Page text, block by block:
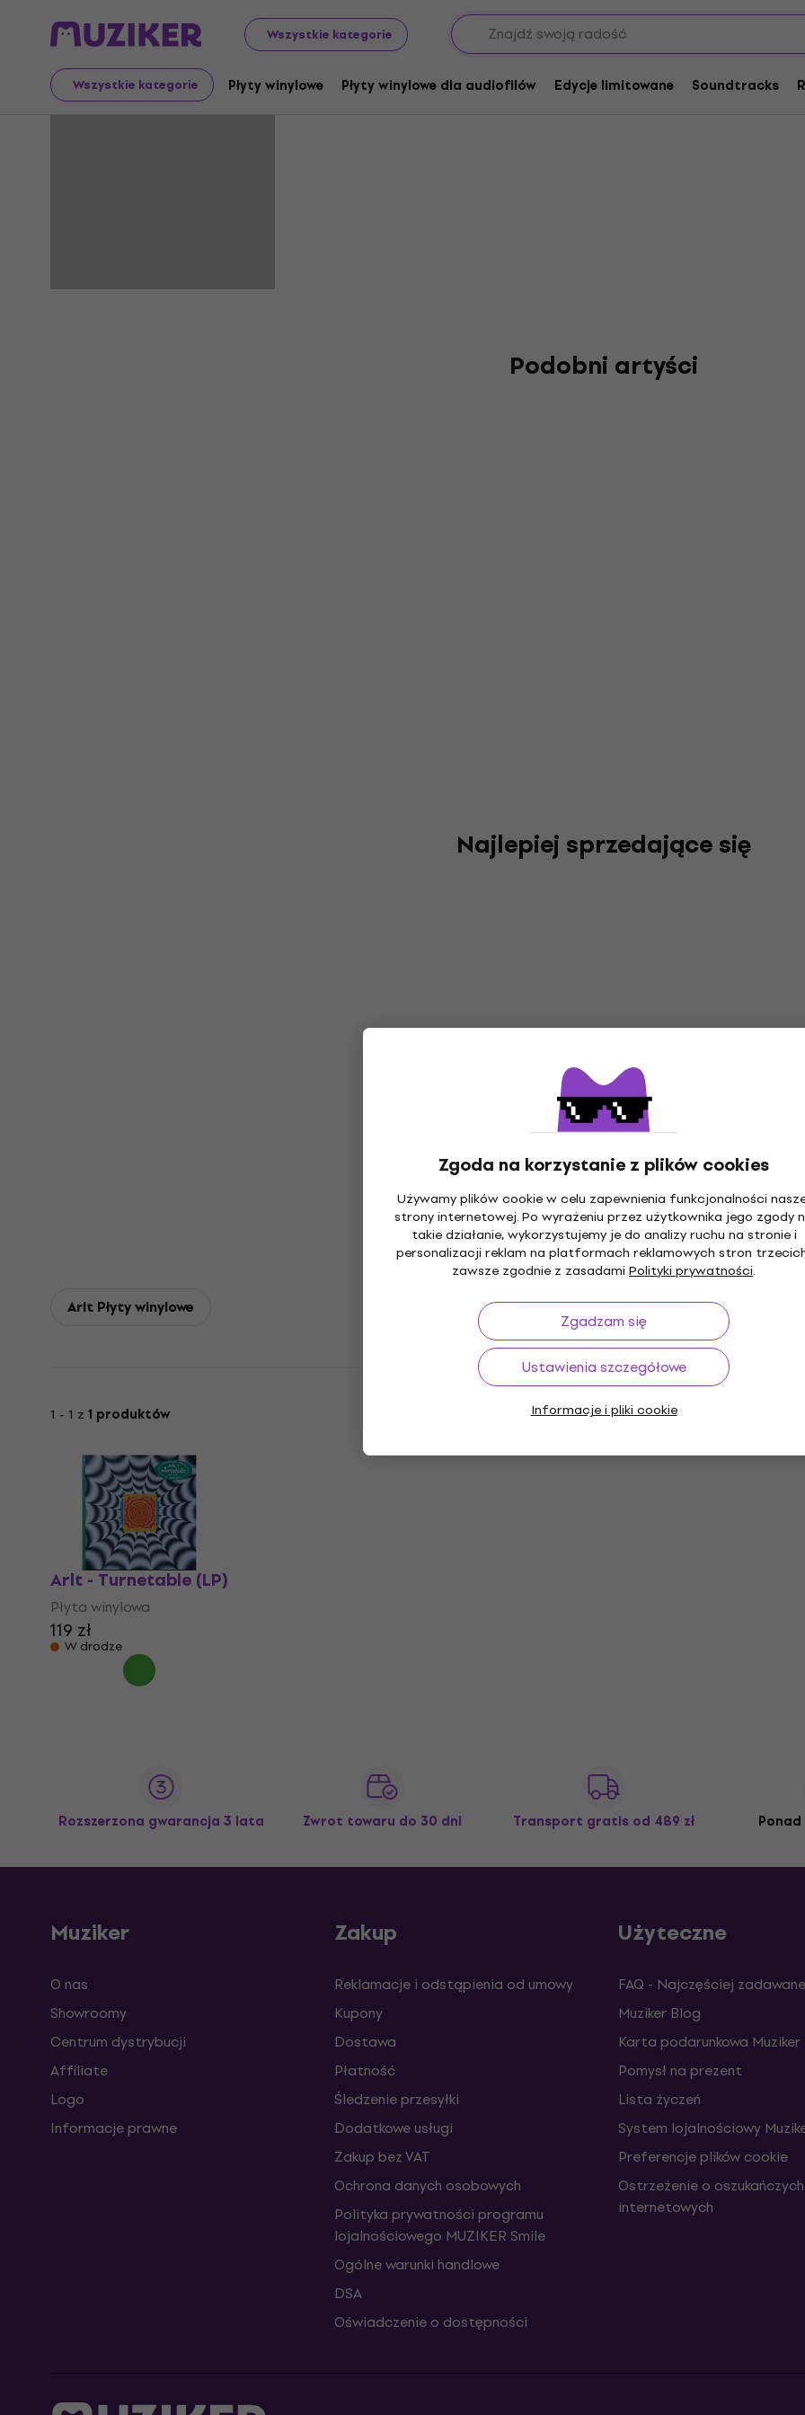
Wszystkie kategorie
Wszystkie kategorie Płyty winylowe Płyty winylowe dla audiofilów Edycje limitowane Soundtracks
Zgoda na korzystanie z plików cookies
Używamy plików cookie w celu zapewnienia funkcjonalności
strony internetowej. Po wyrażeniu przez użytkownika jego zgody
takie działanie, wykorzystujemy je do analizy ruchu na stronie i
personalizacji reklam na platformach reklamowych stron
zawsze zgodnie z zasadami Polityki prywatności.
Zgadzam się
Ustawienia szczegółowe
Informacje i pliki cookie
Arlt
Podobni artyści
Najlepiej sprzedające się
Arlt Płyty winylowe
1 - 1 z 1 produktów
Arlt - Turnetable (LP)
Płyta winylowa
119 zł
W drodze
Rozszerzona gwarancja 3 lata Zwrot towaru do 30 dni Transport gratis od 489 zł
Muziker
O nas
Showroomy
Centrum dystrybucji
Affiliate
Logo
Informacje prawne
Zakup
Reklamacje i odstąpienia od umowy
Kupony
Dostawa
Płatność
Śledzenie przesyłki
Dodatkowe usługi
Zakup bez VAT
Ochrona danych osobowych
Polityka prywatności programu
lojalnościowego MUZIKER Smile
Ogólne warunki handlowe
DSA
Oświadczenie o dostępności
Użyteczne
FAQ - Najczęściej
Muziker Blog
Karta podarunkowa Muziker
Pomysł na prezent
Lista życzeń
System lojalnościowy
Preferencje plików cookie
Ostrzeżenie o
internetowych